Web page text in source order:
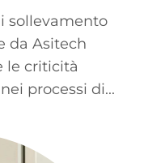
sollevamento
da Asitech
le criticità
processi di...